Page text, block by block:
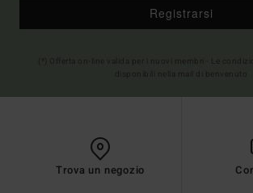
Registrarsi
Trova un negozio